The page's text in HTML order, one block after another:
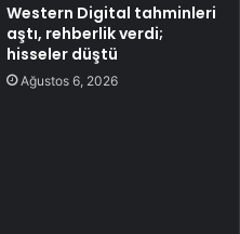
Western Digital tahminleri
aştı, rehberlik verdi;
hisseler düştü
Ağustos 6, 2026